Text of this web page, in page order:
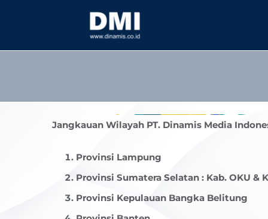
content
Jangkauan Wilayah PT. Dinamis Media
Provinsi Lampung
Provinsi Sumatera Selatan : Kab. OKU &
Provinsi Kepulauan Bangka Belitung